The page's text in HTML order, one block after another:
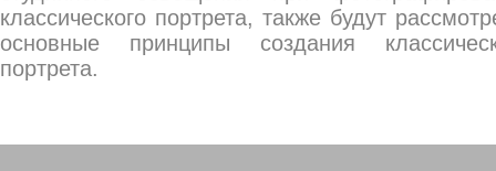
классического портрета, также будут
основные принципы создания
портрета.